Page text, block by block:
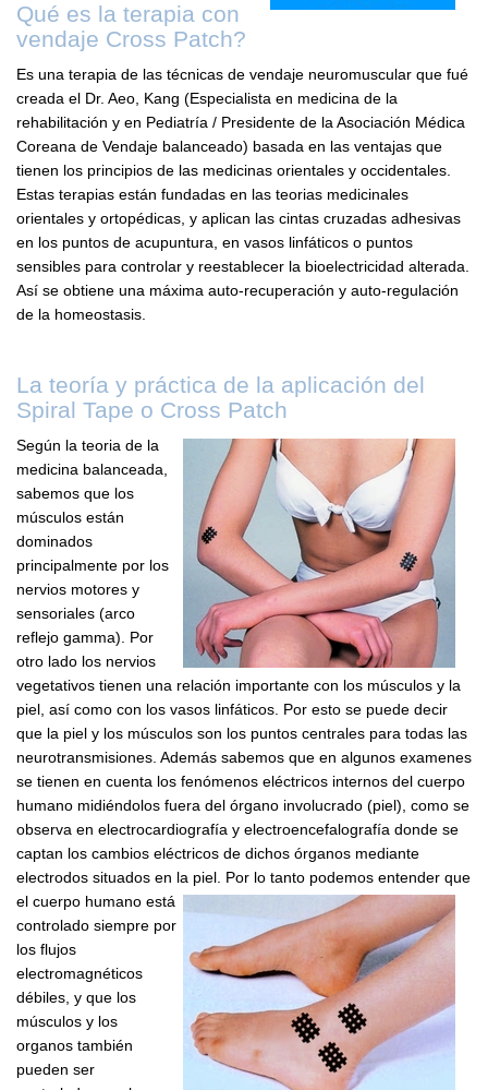
Qué es la terapia con
vendaje Cross Patch?
Es una terapia de las técnicas de vendaje neuromuscular que fué
creada el Dr. Aeo, Kang (Especialista en medicina de la
rehabilitación y en Pediatría / Presidente de la Asociación Médica
Coreana de Vendaje balanceado) basada en las ventajas que
tienen los principios de las medicinas orientales y occidentales.
Estas terapias están fundadas en las teorias medicinales
orientales y ortopédicas, y aplican las cintas cruzadas adhesivas
en los puntos de acupuntura, en vasos linfáticos o puntos
sensibles para controlar y reestablecer la bioelectricidad alterada.
Así se obtiene una máxima auto-recuperación y auto-regulación
de la homeostasis.
La teoría y práctica de la aplicación del
Spiral Tape o Cross Patch
Según la teoria de la
medicina balanceada,
sabemos que los
músculos están
dominados
principalmente por los
nervios motores y
sensoriales (arco
reflejo gamma). Por
otro lado los nervios
vegetativos tienen una relación importante con los músculos y la
piel, así como con los vasos linfáticos. Por esto se puede decir
que la piel y los músculos son los puntos centrales para todas las
neurotransmisiones. Además sabemos que en algunos examenes
se tienen en cuenta los fenómenos eléctricos internos del cuerpo
humano midiéndolos fuera del órgano involucrado (piel), como se
observa en electrocardiografía y electroencefalografía donde se
captan los cambios eléctricos de dichos órganos mediante
electrodos situados en la piel. Por lo tanto podemos entender que
el cuerpo humano está
controlado siempre por
los flujos
electromagnéticos
débiles, y que los
músculos y los
organos también
pueden ser